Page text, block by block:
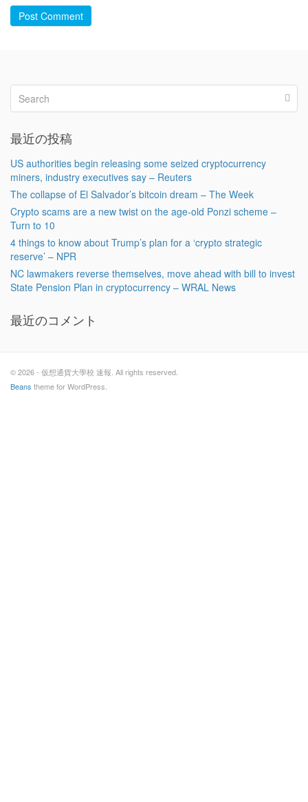
Post Comment
最近の投稿
US authorities begin releasing some seized cryptocurrency
miners, industry executives say – Reuters
The collapse of El Salvador’s bitcoin dream – The Week
Crypto scams are a new twist on the age-old Ponzi scheme –
Turn to 10
4 things to know about Trump’s plan for a ‘crypto strategic
reserve’ – NPR
NC lawmakers reverse themselves, move ahead with bill to invest
State Pension Plan in cryptocurrency – WRAL News
最近のコメント
© 2026 - 仮想通貨大學校 速報. All rights reserved.
Beans theme for WordPress.